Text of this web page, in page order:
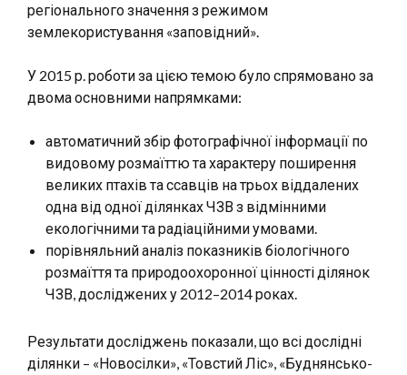
регіонального значення з режимом
землекористування «заповідний».
У 2015 р. роботи за цією темою було спрямовано за
двома основними напрямками:
автоматичний збір фотографічної інформації по
видовому розмаїттю та характеру поширення
великих птахів та ссавців на трьох віддалених
одна від одної ділянках ЧЗВ з відмінними
екологічними та радіаційними умовами.
порівняльний аналіз показників біологічного
розмаїття та природоохоронної цінності ділянок
ЧЗВ, досліджених у 2012–2014 роках.
Результати досліджень показали, що всі дослідні
ділянки – «Новосілки», «Товстий Ліс», «Буднянсько-